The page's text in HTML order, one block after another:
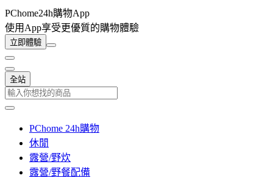
PChome24h購物App
使用App享受更優質的購物體驗
立即體驗
全站
PChome 24h購物
休閒
露營/野炊
露營/野餐配備